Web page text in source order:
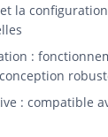
la
:
: compatible